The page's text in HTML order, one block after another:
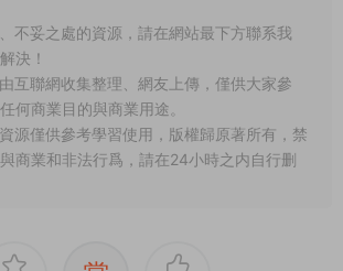
不妥之處的資源，請在網站最下方聯系我
決！
互聯網收集整理、網友上傳，僅供大家參
何商業目的與商業用途。
源僅供參考學習使用，版權歸原著所有，禁
商業和非法行爲，請在24小時之内自行删